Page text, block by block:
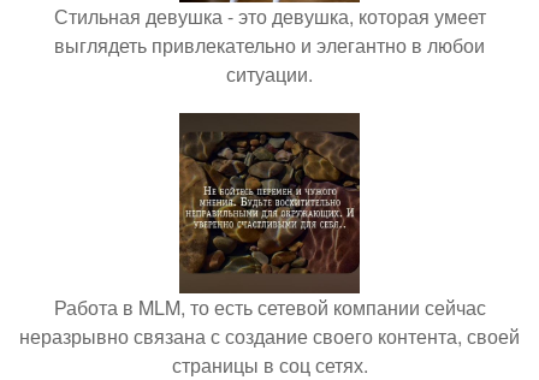
Стильная девушка - это девушка, которая умеет
выглядеть привлекательно и элегантно в любои
ситуации.
Работа в MLM, то есть сетевой компании сейчас
неразрывно связана с создание своего контента, своей
страницы в соц сетях.